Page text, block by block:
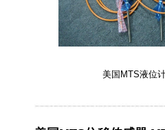
美国MTS液位